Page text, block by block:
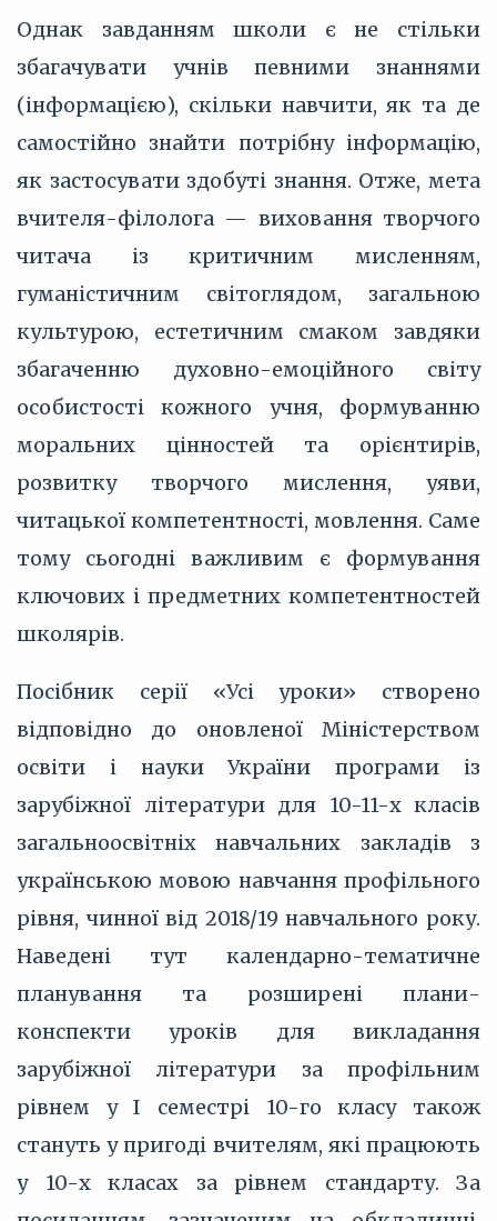
Однак завданням школи є не стільки
збагачувати учнів певними знаннями
(інформацією), скільки навчити, як та де
самостійно знайти потрібну інформацію,
як застосувати здобуті знання. Отже, мета
вчителя-філолога — виховання творчого
читача із критичним мисленням,
гуманістичним світоглядом, загальною
культурою, естетичним смаком завдяки
збагаченню духовно-емоційного світу
особистості кожного учня, формуванню
моральних цінностей та орієнтирів,
розвитку творчого мислення, уяви,
читацької компетентності, мовлення. Саме
тому сьогодні важливим є формування
ключових і предметних компетентностей
школярів.
Посібник серії «Усі уроки» створено
відповідно до оновленої Міністерством
освіти і науки України програми із
зарубіжної літератури для 10-11-х класів
загальноосвітніх навчальних закладів з
українською мовою навчання профільного
рівня, чинної від 2018/19 навчального року.
Наведені тут календарно-тематичне
планування та розширені плани-
конспекти уроків для викладання
зарубіжної літератури за профільним
рівнем у I семестрі 10-го класу також
стануть у пригоді вчителям, які працюють
у 10-х класах за рівнем стандарту. За